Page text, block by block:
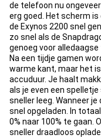
de telefoon nu
erg goed. Het scherm is
de Exynos 2200 snel
zo snel als de
genoeg voor
Na een tijdje gamen
warme kant, maar het
accuduur. Je haalt
als je even een
sneller leeg. Wanneer
snel opgeladen. In
0% naar 100% te gaan.
sneller draadloos